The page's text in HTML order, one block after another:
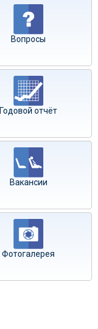
Вопросы
Годовой отчёт
Вакансии
Фотогалерея